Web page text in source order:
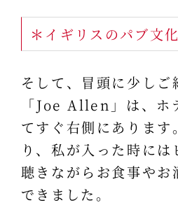
＊イギリスのパブ文
そして、冒頭に少しご
「Joe Allen」は、ホ
てすぐ右側にあります
り、私が入った時に
聴きながらお食事やお
できました。